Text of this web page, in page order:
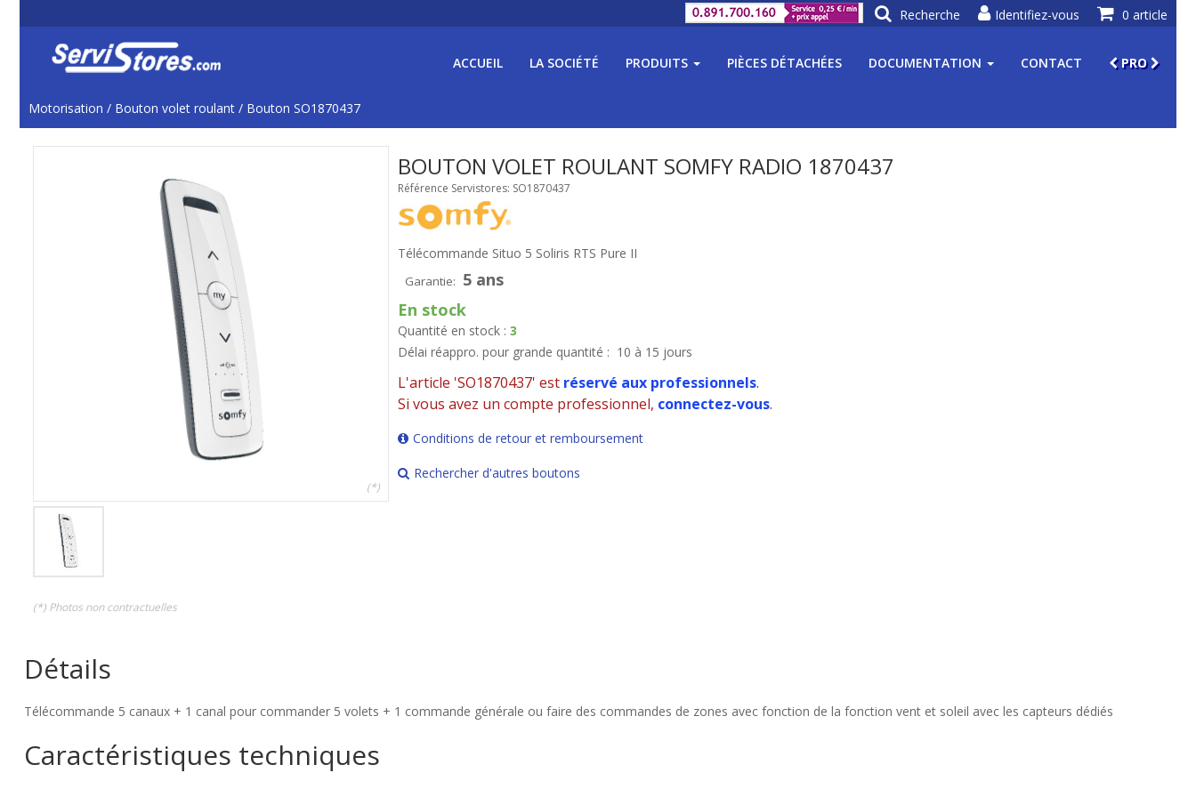
ACCUEIL LA SOCIÉTÉ PRODUITS PIÈCES DÉTACHÉES DOCUMENTATION CONTACT PRO
Motorisation / Bouton volet roulant / Bouton SO1870437
(*)
(*) Photos non contractuelles
BOUTON VOLET ROULANT SOMFY RADIO 1870437
Référence Servistores: SO1870437
Télécommande Situo 5 Soliris RTS Pure II
Garantie: 5 ans
En stock
Quantité en stock : 3
Délai réappro. pour grande quantité : 10 à 15 jours
L'article 'SO1870437' est réservé aux professionnels.
Si vous avez un compte professionnel, connectez-vous.
Conditions de retour et remboursement
Rechercher d'autres boutons
Détails
Télécommande 5 canaux + 1 canal pour commander 5 volets + 1 commande générale ou faire des commandes de zones avec fonction de la fonction vent et soleil avec les capteurs dédiés
Caractéristiques techniques
0 article
Identifiez-vous
Recherche